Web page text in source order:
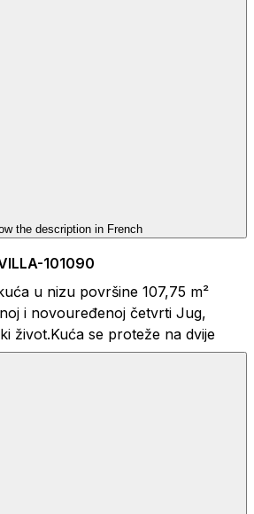
the description in French
101090
u nizu površine 107,75 m²
i novouređenoj četvrti Jug,
život.Kuća se proteže na dvije
kako bi pružila